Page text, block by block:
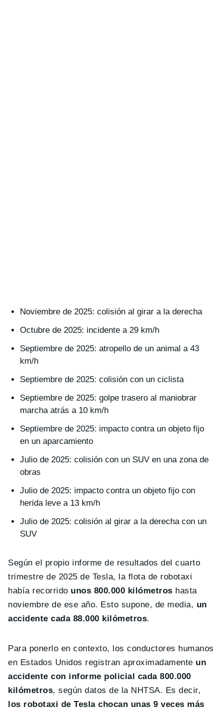
Noviembre de 2025: colisión al girar a la derecha
Octubre de 2025: incidente a 29 km/h
Septiembre de 2025: atropello de un animal a 43
km/h
Septiembre de 2025: colisión con un ciclista
Septiembre de 2025: golpe trasero al maniobrar
marcha atrás a 10 km/h
Septiembre de 2025: impacto contra un objeto fijo
en un aparcamiento
Julio de 2025: colisión con un SUV en una zona de
obras
Julio de 2025: impacto contra un objeto fijo con
herida leve a 13 km/h
Julio de 2025: colisión al girar a la derecha con un
SUV
Según el propio informe de resultados del cuarto
trimestre de 2025 de Tesla, la flota de robotaxi
había recorrido unos 800.000 kilómetros hasta
noviembre de ese año. Esto supone, de media, un
accidente cada 88.000 kilómetros.
Para ponerlo en contexto, los conductores humanos
en Estados Unidos registran aproximadamente un
accidente con informe policial cada 800.000
kilómetros, según datos de la NHTSA. Es decir,
los robotaxi de Tesla chocan unas 9 veces más